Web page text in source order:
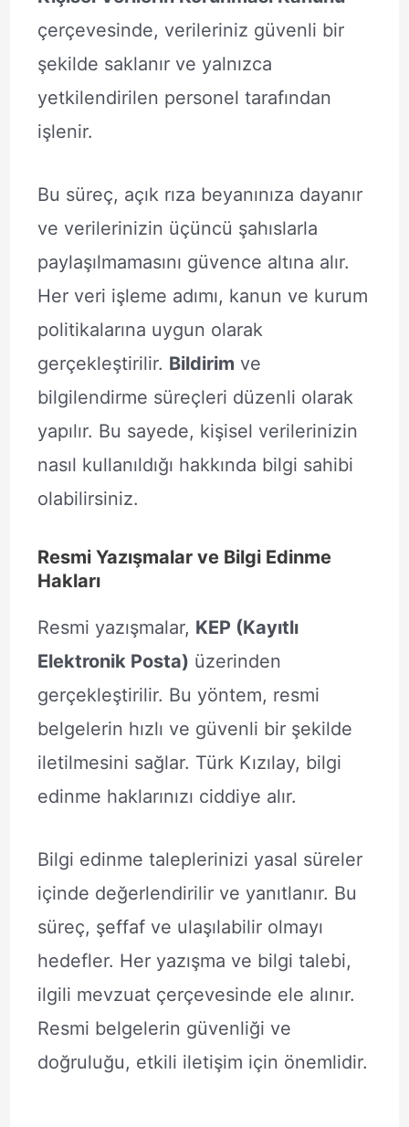
çerçevesinde, verileriniz güvenli bir
şekilde saklanır ve yalnızca
yetkilendirilen personel tarafından
işlenir.
Bu süreç, açık rıza beyanınıza dayanır
ve verilerinizin üçüncü şahıslarla
paylaşılmamasını güvence altına alır.
Her veri işleme adımı, kanun ve kurum
politikalarına uygun olarak
gerçekleştirilir. Bildirim ve
bilgilendirme süreçleri düzenli olarak
yapılır. Bu sayede, kişisel verilerinizin
nasıl kullanıldığı hakkında bilgi sahibi
olabilirsiniz.
Resmi Yazışmalar ve Bilgi Edinme
Hakları
Resmi yazışmalar, KEP (Kayıtlı
Elektronik Posta) üzerinden
gerçekleştirilir. Bu yöntem, resmi
belgelerin hızlı ve güvenli bir şekilde
iletilmesini sağlar. Türk Kızılay, bilgi
edinme haklarınızı ciddiye alır.
Bilgi edinme taleplerinizi yasal süreler
içinde değerlendirilir ve yanıtlanır. Bu
süreç, şeffaf ve ulaşılabilir olmayı
hedefler. Her yazışma ve bilgi talebi,
ilgili mevzuat çerçevesinde ele alınır.
Resmi belgelerin güvenliği ve
doğruluğu, etkili iletişim için önemlidir.